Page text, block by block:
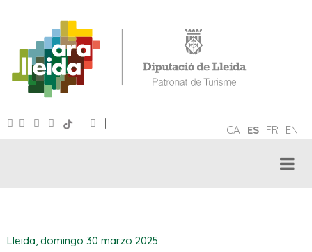
CA ES FR EN
|
Lleida, domingo 30 marzo 2025